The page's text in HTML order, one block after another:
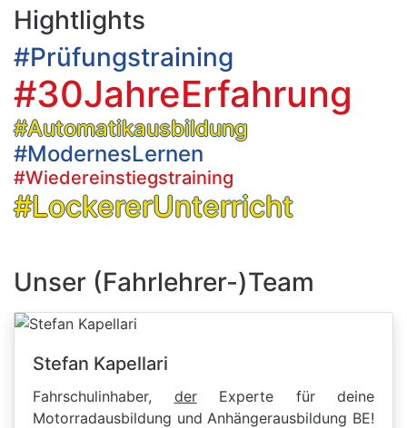
Hightlights
#Prüfungstraining
#30JahreErfahrung
#Automatikausbildung
#ModernesLernen
#Wiedereinstiegstraining
#LockererUnterricht
Unser (Fahrlehrer-)Team
Stefan Kapellari
Fahrschulinhaber, derExperte für deine
Motorradausbildung und Anhängerausbildung BE!